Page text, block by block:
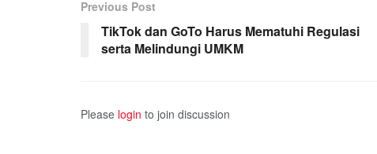
Previous Post
TikTok dan GoTo Harus Mematuhi Regulasi
serta Melindungi UMKM
Please login to join discussion